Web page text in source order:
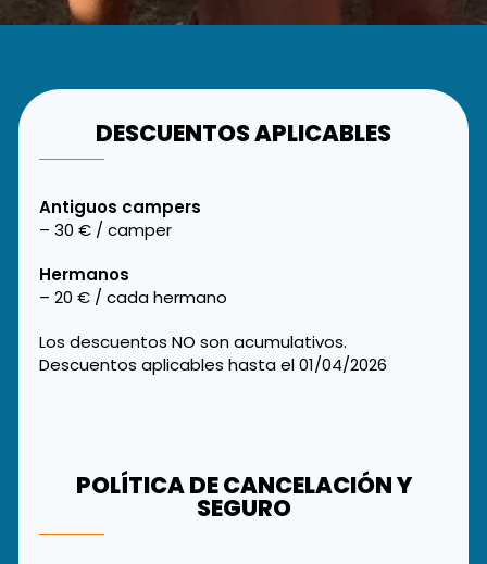
DESCUENTOS APLICABLES
Antiguos campers
– 30 € / camper
Hermanos
– 20 € / cada hermano
Los descuentos NO son acumulativos.
Descuentos aplicables hasta el 01/04/2026
POLÍTICA DE CANCELACIÓN Y
SEGURO